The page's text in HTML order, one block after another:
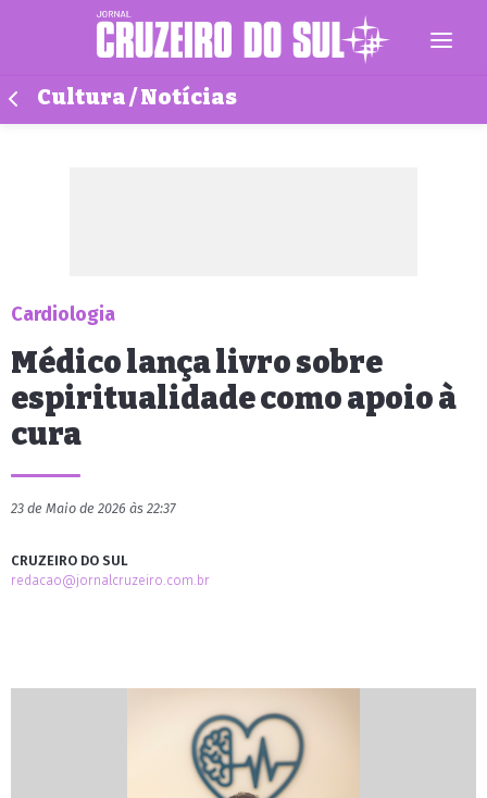
Cultura / Notícias
Cardiologia
Médico lança livro sobre
espiritualidade como apoio à
cura
23 de Maio de 2026 às 22:37
CRUZEIRO DO SUL
redacao@jornalcruzeiro.com.br